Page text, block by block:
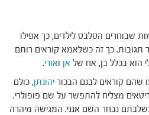
הסלבס לילדים, כך אפילו
תגובות. כך זה כשלאמא קוראים רותם
הוא בכלל בן, אח של אן ואורי.
שהם קוראים לבנם הבכור יהונתן, כולם
מצליח להתפשר על שם פופולרי.
נבחר השם אנני. המגישה מיהרה